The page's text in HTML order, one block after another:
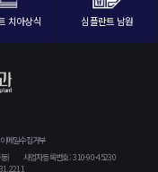
치아상식 심플란트 남원
이메일수집거부
)
사업자등록번호: 310-90-45230